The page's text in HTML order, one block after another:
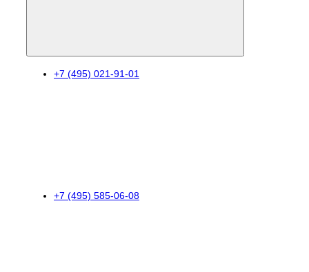
+7 (495) 021-91-01
+7 (495) 585-06-08